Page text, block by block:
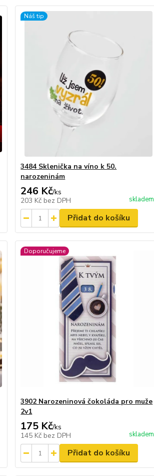
Náš tip
3484 Sklenička na víno k 50.
narozeninám
246 Kč/ks
203 Kč bez DPH skladem
Přidat do košíku
Doporučujeme
3902 Narozeninová čokoláda pro muže
2v1
175 Kč/ks
145 Kč bez DPH skladem
Přidat do košíku